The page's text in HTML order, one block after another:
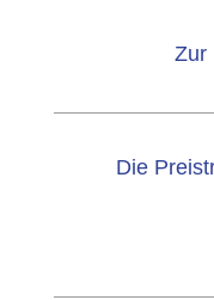
Zur
Die